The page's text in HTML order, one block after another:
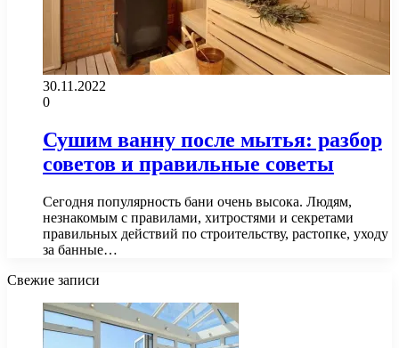
30.11.2022
0
Сушим ванну после мытья: разбор
советов и правильные советы
Сегодня популярность бани очень высока. Людям,
незнакомым с правилами, хитростями и секретами
правильных действий по строительству, растопке, уходу
за банные…
Свежие записи